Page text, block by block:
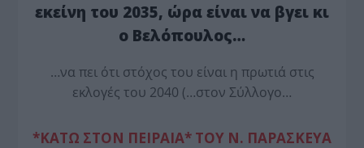
εκείνη του 2035, ώρα είναι να βγει κι
ο Βελόπουλος…
…να πει ότι στόχος του είναι η πρωτιά στις
εκλογές του 2040 (…στον Σύλλογο…
*ΚΑΤΩ ΣΤΟΝ ΠΕΙΡΑΙΑ* ΤΟΥ Ν. ΠΑΡΑΣΚΕΥΑ